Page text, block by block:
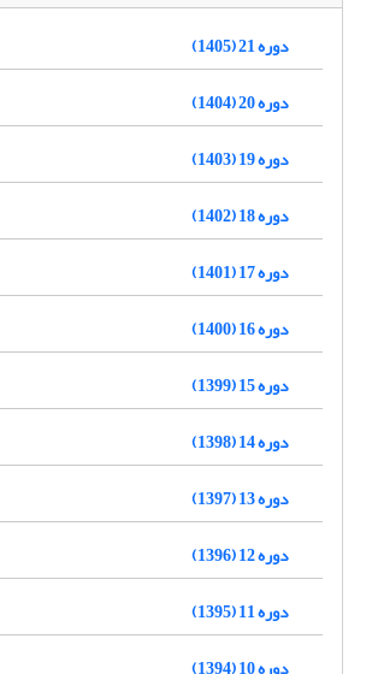
دوره 21 (1405)
دوره 20 (1404)
دوره 19 (1403)
دوره 18 (1402)
دوره 17 (1401)
دوره 16 (1400)
دوره 15 (1399)
دوره 14 (1398)
دوره 13 (1397)
دوره 12 (1396)
دوره 11 (1395)